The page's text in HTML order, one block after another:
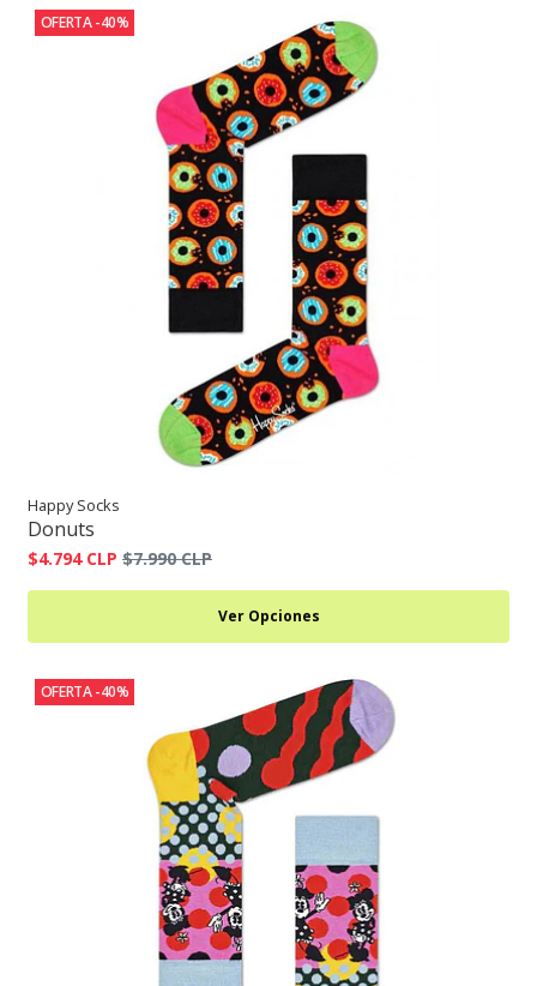
OFERTA -40%
Happy Socks
Donuts
$4.794 CLP $7.990 CLP
Ver Opciones
OFERTA -40%